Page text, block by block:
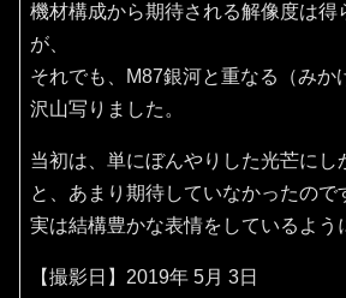
機材構成から期待される解像度は得
が、
それでも、M87銀河と重なる（みか
沢山写りました。
当初は、単にぼんやりした光芒にし
と、あまり期待していなかったので
実は結構豊かな表情をしているよう
【撮影日】2019年 5月 3日